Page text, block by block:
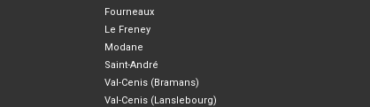
Fourneaux
Le Freney
Modane
Saint-André
Val-Cenis (Bramans)
Val-Cenis (Lanslebourg)